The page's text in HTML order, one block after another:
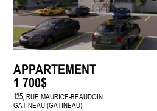
APPARTEMENT
1 700$
135, RUE MAURICE-BEAUDOIN
GATINEAU (GATINEAU)